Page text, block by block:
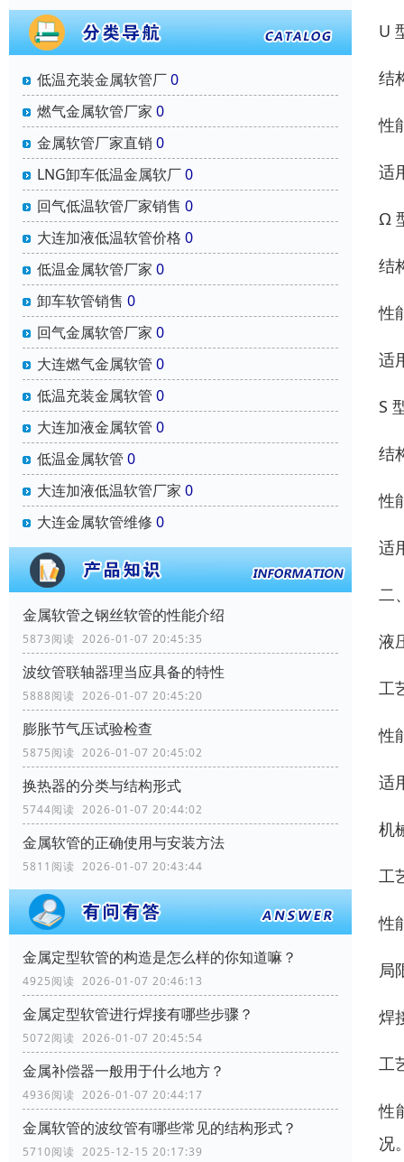
低温充装金属软管厂0
燃气金属软管厂家 0
金属软管厂家直销 0
LNG卸车低温金属软厂0
回气低温软管厂家销售 0
大连加液低温软管价格 0
低温金属软管厂家 0
卸车软管销售 0
回气金属软管厂家 0
大连燃气金属软管 0
低温充装金属软管 0
大连加液金属软管 0
低温金属软管 0
大连加液低温软管厂家 0
大连金属软管维修 0
金属软管之钢丝软管的性能介绍
5873阅读 2026-01-07 20:45:35
波纹管联轴器理当应具备的特性
5888阅读 2026-01-07 20:45:20
膨胀节气压试验检查
5875阅读 2026-01-07 20:45:02
换热器的分类与结构形式
5744阅读 2026-01-07 20:44:02
金属软管的正确使用与安装方法
5811阅读 2026-01-07 20:43:44
金属定型软管的构造是怎么样的你知道嘛？
4925阅读 2026-01-07 20:46:13
金属定型软管进行焊接有哪些步骤？
5072阅读 2026-01-07 20:45:54
金属补偿器一般用于什么地方？
4936阅读 2026-01-07 20:44:17
金属软管的波纹管有哪些常见的结构形式？
5710阅读 2025-12-15 20:17:39
U
结
性
适
Ω
结
性
适
S
结
性
适
二
液
工
性
适
机
工
性
局
焊
工
性
况